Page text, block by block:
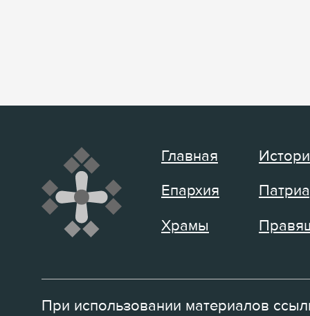
Главная
Епархия
Храмы
При использовании материалов